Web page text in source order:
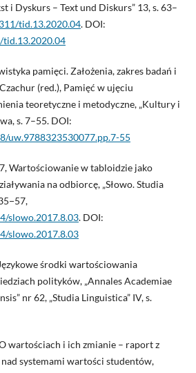
i Dyskurs – Text und Diskurs” 13, s. 63–
tid.13.2020.04. DOI:
pamięci. Założenia, zakres badań i
(red.), Pamięć w ujęciu
teoretyczne i metodyczne, „Kultury i
s. 7–55. DOI:
uw.9788323530077.pp.7-55
Wartościowanie w tabloidzie jako
na odbiorcę, „Słowo. Studia
slowo.2017.8.03. DOI:
slowo.2017.8.03
środki wartościowania
polityków, „Annales Academiae
nr 62, „Studia Linguistica” IV, s.
wartościach i ich zmianie – raport z
systemami wartości studentów,